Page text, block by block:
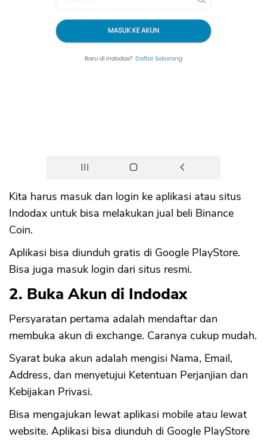
Kita harus masuk dan login ke aplikasi atau situs
Indodax untuk bisa melakukan jual beli Binance
Coin.
Aplikasi bisa diunduh gratis di Google PlayStore.
Bisa juga masuk login dari situs resmi.
2. Buka Akun di Indodax
Persyaratan pertama adalah mendaftar dan
membuka akun di exchange. Caranya cukup mudah.
Syarat buka akun adalah mengisi Nama, Email,
Address, dan menyetujui Ketentuan Perjanjian dan
Kebijakan Privasi.
Bisa mengajukan lewat aplikasi mobile atau lewat
website. Aplikasi bisa diunduh di Google PlayStore